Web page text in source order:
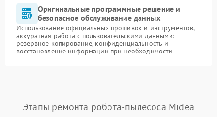
Оригинальные программные решение и
безопасное обслуживание данных
Использование официальных прошивок и инструментов,
аккуратная работа с пользовательскими данными:
резервное копирование, конфиденциальность и
восстановление информации при необходимости
Этапы ремонта робота-пылесоса Midea